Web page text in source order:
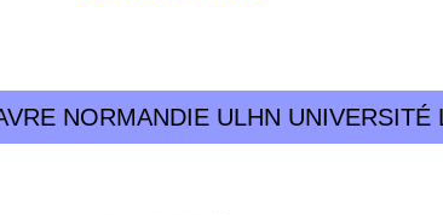
NORMANDIE ULHN UNIVERSITÉ